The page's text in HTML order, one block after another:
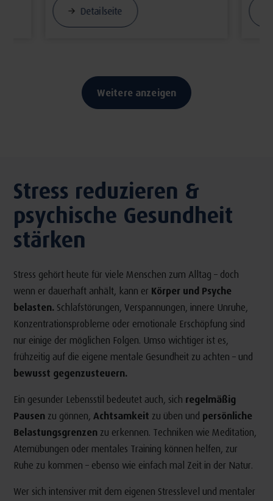
Detailseite
Weitere anzeigen
Stress reduzieren &
psychische Gesundheit
stärken
Stress gehört heute für viele Menschen zum Alltag – doch
wenn er dauerhaft anhält, kann er Körper und Psyche
belasten. Schlafstörungen, Verspannungen, innere Unruhe,
Konzentrationsprobleme oder emotionale Erschöpfung sind
nur einige der möglichen Folgen. Umso wichtiger ist es,
frühzeitig auf die eigene mentale Gesundheit zu achten – und
bewusst gegenzusteuern.
Ein gesunder Lebensstil bedeutet auch, sich regelmäßig
Pausenzu gönnen, Achtsamkeit zu üben und persönliche
Belastungsgrenzen zu erkennen. Techniken wie Meditation,
Atemübungen oder mentales Training können helfen, zur
Ruhe zu kommen – ebenso wie einfach mal Zeit in der Natur.
Wer sich intensiver mit dem eigenen Stresslevel und mentaler